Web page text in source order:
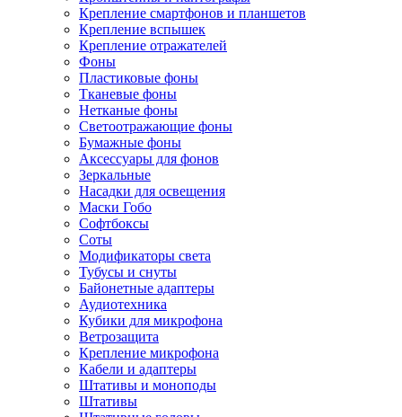
Крепление смартфонов и планшетов
Крепление вспышек
Крепление отражателей
Фоны
Пластиковые фоны
Тканевые фоны
Нетканые фоны
Светоотражающие фоны
Бумажные фоны
Аксессуары для фонов
Зеркальные
Насадки для освещения
Маски Гобо
Софтбоксы
Соты
Модификаторы света
Тубусы и снуты
Байонетные адаптеры
Аудиотехника
Кубики для микрофона
Ветрозащита
Крепление микрофона
Кабели и адаптеры
Штативы и моноподы
Штативы